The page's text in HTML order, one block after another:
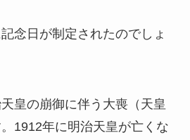
念日が制定されたのでしょ
皇の崩御に伴う大喪（天皇
1912年に明治天皇が亡くな